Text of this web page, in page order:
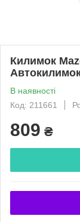
Килимок
В наявності
Код: 211661
809 ₴